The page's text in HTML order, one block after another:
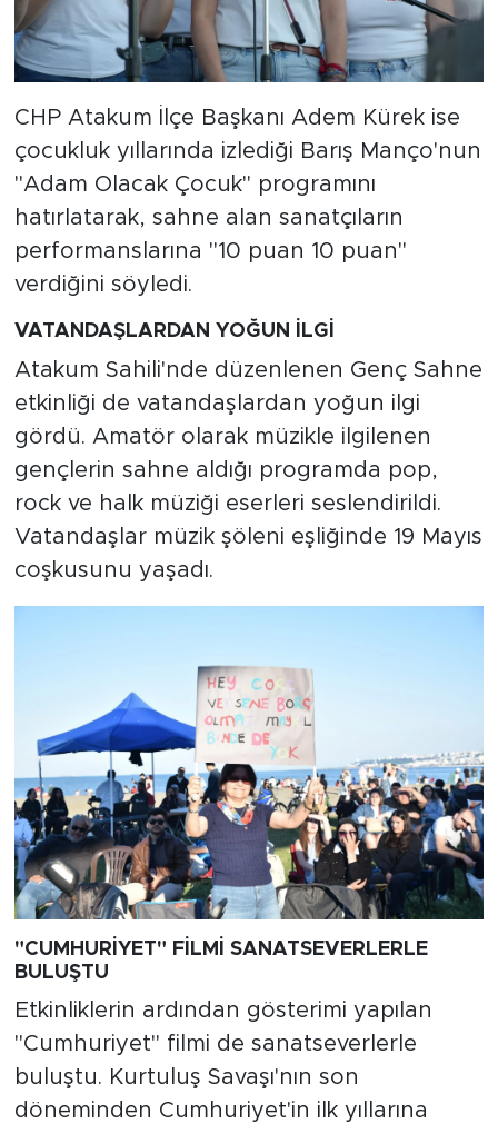
CHP Atakum İlçe Başkanı Adem Kürek ise
çocukluk yıllarında izlediği Barış Manço'nun
"Adam Olacak Çocuk" programını
hatırlatarak, sahne alan sanatçıların
performanslarına "10 puan 10 puan"
verdiğini söyledi.
VATANDAŞLARDAN YOĞUN İLGİ
Atakum Sahili'nde düzenlenen Genç Sahne
etkinliği de vatandaşlardan yoğun ilgi
gördü. Amatör olarak müzikle ilgilenen
gençlerin sahne aldığı programda pop,
rock ve halk müziği eserleri seslendirildi.
Vatandaşlar müzik şöleni eşliğinde 19 Mayıs
coşkusunu yaşadı.
"CUMHURİYET" FİLMİ SANATSEVERLERLE
BULUŞTU
Etkinliklerin ardından gösterimi yapılan
"Cumhuriyet" filmi de sanatseverlerle
buluştu. Kurtuluş Savaşı'nın son
döneminden Cumhuriyet'in ilk yıllarına